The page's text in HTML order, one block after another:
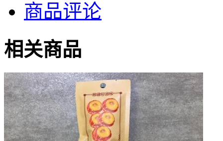
商品评论
相关商品